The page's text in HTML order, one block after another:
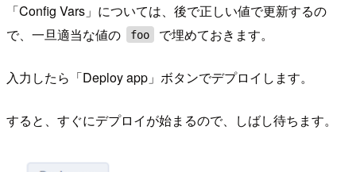
「Config Vars」については、後で正しい値で更新するの
で、一旦適当な値の
foo で埋めておきます。
入力したら「Deploy app」ボタンでデプロイします。
すると、すぐにデプロイが始まるので、しばし待ちます。